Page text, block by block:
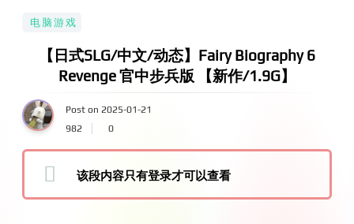
电脑游戏
【日式SLG/中文/动态】Fairy Biography 6
Revenge 官中步兵版 【新作/1.9G】
Post on 2025-01-21
982
0
该段内容只有登录才可以查看